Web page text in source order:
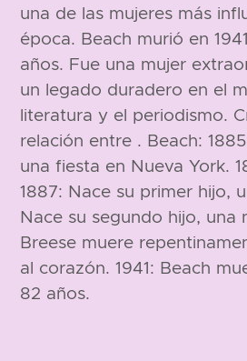
una de las mujeres más
época. Beach murió en
años. Fue una mujer
un legado duradero en el
literatura y el periodismo.
relación entre . Beach:
una fiesta en Nueva York.
1887: Nace su primer hijo,
Nace su segundo hijo, una
Breese muere
al corazón. 1941: Beach
82 años.